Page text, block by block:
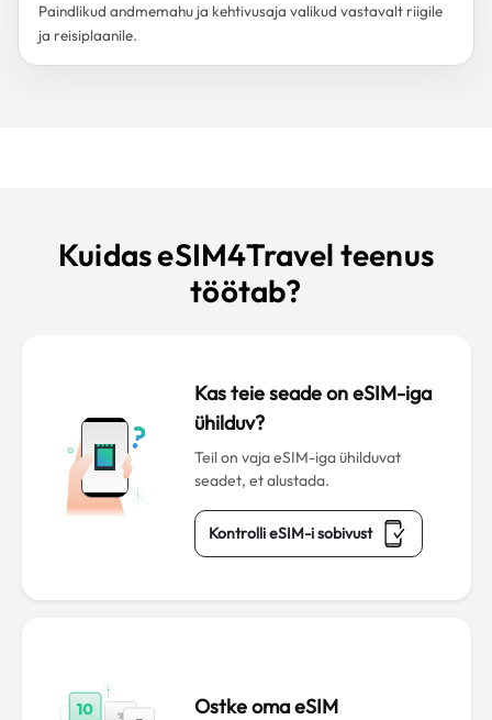
Paindlikud andmemahu ja kehtivusaja valikud vastavalt riigile
ja reisiplaanile.
Kuidas eSIM4Travel teenus
töötab?
Kas teie seade on eSIM-iga
ühilduv?
Teil on vaja eSIM-iga ühilduvat
seadet, et alustada.
Kontrolli eSIM-i sobivust
Ostke oma eSIM